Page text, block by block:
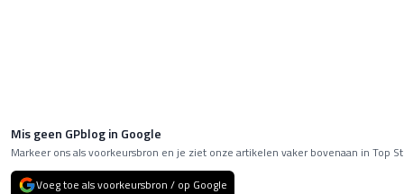
Mis geen GPblog in Google
Markeer ons als voorkeursbron en je ziet onze artikelen vaker bovenaan in Top
Voeg toe als voorkeursbron / op Google